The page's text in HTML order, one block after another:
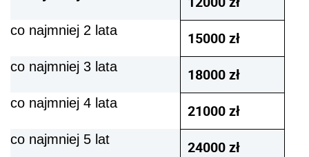
co najmniej 2 lata 15000 zł
co najmniej 3 lata 18000 zł
co najmniej 4 lata 21000 zł
co najmniej 5 lat 24000 zł